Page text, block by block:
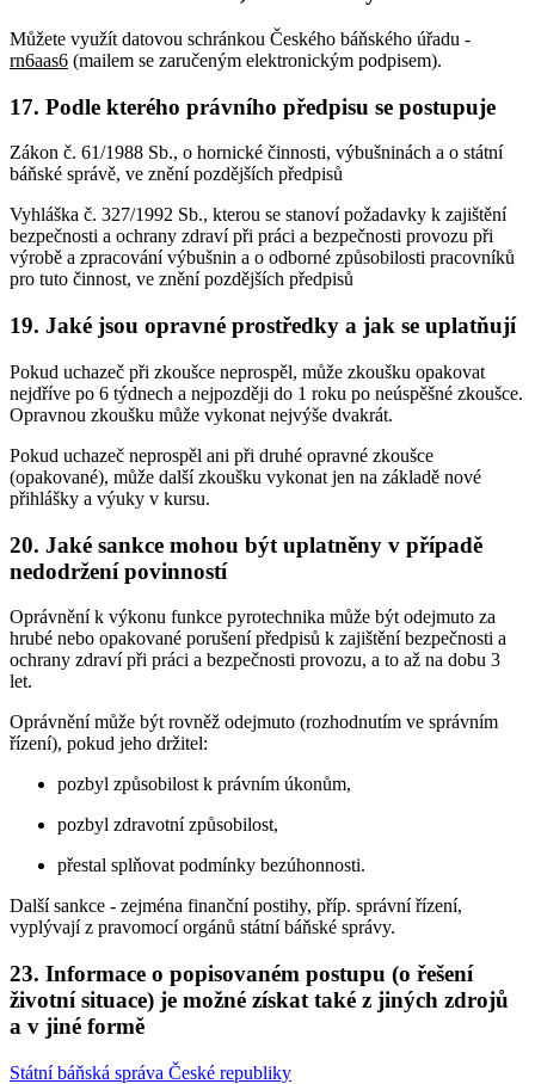
Můžete využít datovou schránkou Českého báňského úřadu -
rn6aas6 (mailem se zaručeným elektronickým podpisem).
17. Podle kterého právního předpisu se postupuje
Zákon č. 61/1988 Sb., o hornické činnosti, výbušninách a o státní
báňské správě, ve znění pozdějších předpisů
Vyhláška č. 327/1992 Sb., kterou se stanoví požadavky k zajištění
bezpečnosti a ochrany zdraví při práci a bezpečnosti provozu při
výrobě a zpracování výbušnin a o odborné způsobilosti pracovníků
pro tuto činnost, ve znění pozdějších předpisů
19. Jaké jsou opravné prostředky a jak se uplatňují
Pokud uchazeč při zkoušce neprospěl, může zkoušku opakovat
nejdříve po 6 týdnech a nejpozději do 1 roku po neúspěšné zkoušce.
Opravnou zkoušku může vykonat nejvýše dvakrát.
Pokud uchazeč neprospěl ani při druhé opravné zkoušce
(opakované), může další zkoušku vykonat jen na základě nové
přihlášky a výuky v kursu.
20. Jaké sankce mohou být uplatněny v případě
nedodržení povinností
Oprávnění k výkonu funkce pyrotechnika může být odejmuto za
hrubé nebo opakované porušení předpisů k zajištění bezpečnosti a
ochrany zdraví při práci a bezpečnosti provozu, a to až na dobu 3
let.
Oprávnění může být rovněž odejmuto (rozhodnutím ve správním
řízení), pokud jeho držitel:
pozbyl způsobilost k právním úkonům,
pozbyl zdravotní způsobilost,
přestal splňovat podmínky bezúhonnosti.
Další sankce - zejména finanční postihy, příp. správní řízení,
vyplývají z pravomocí orgánů státní báňské správy.
23. Informace o popisovaném postupu (o řešení
životní situace) je možné získat také z jiných zdrojů
a v jiné formě
Státní báňská správa České republiky